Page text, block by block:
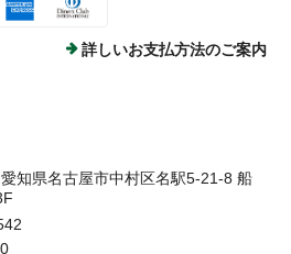
詳しいお支払方法のご案内
知県名古屋市中村区名駅5-21-8 船